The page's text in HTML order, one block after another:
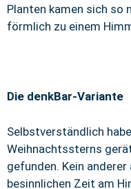
Planten kamen sich so
förmlich zu einem
Die denkBar-Variante
Selbstverständlich
Weihnachtssterns
gefunden. Kein
besinnlichen Zeit am